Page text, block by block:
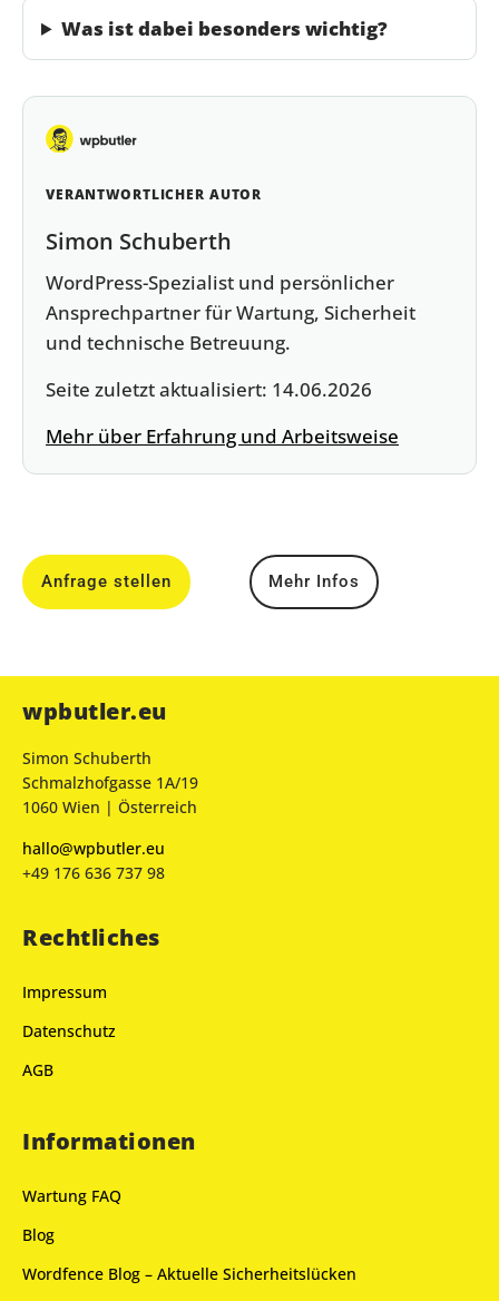
Was ist dabei besonders wichtig?
VERANTWORTLICHER AUTOR
Simon Schuberth
WordPress-Spezialist und persönlicher
Ansprechpartner für Wartung, Sicherheit
und technische Betreuung.
Seite zuletzt aktualisiert: 14.06.2026
Mehr über Erfahrung und Arbeitsweise
Anfrage stellen Mehr Infos
wpbutler.eu
Simon Schuberth
Schmalzhofgasse 1A/19
1060 Wien | Österreich
hallo@wpbutler.eu
+49 176 636 737 98
Rechtliches
Impressum
Datenschutz
AGB
Informationen
Wartung FAQ
Blog
Wordfence Blog – Aktuelle Sicherheitslücken